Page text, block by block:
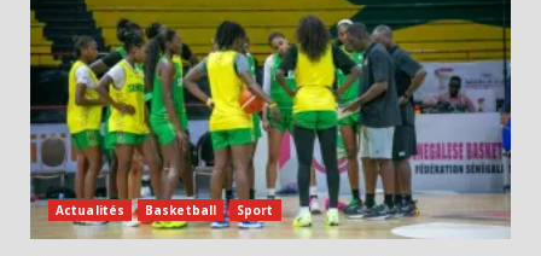
Actualités Basketball Sport